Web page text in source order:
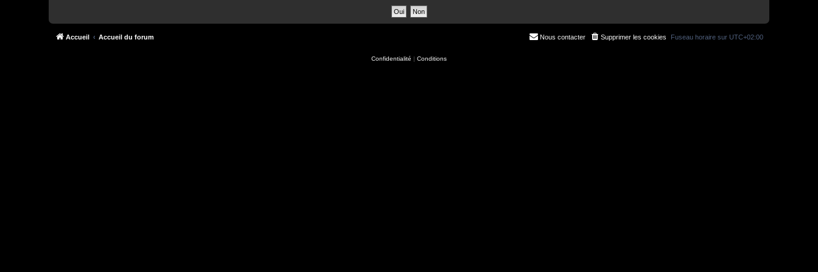
Accueil Accueil du forum Fuseau horaire sur UTC+02:00
Supprimer les cookies
Nous contacter
Confidentialité | Conditions